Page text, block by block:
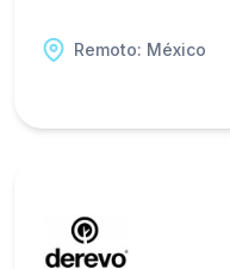
Remoto: México